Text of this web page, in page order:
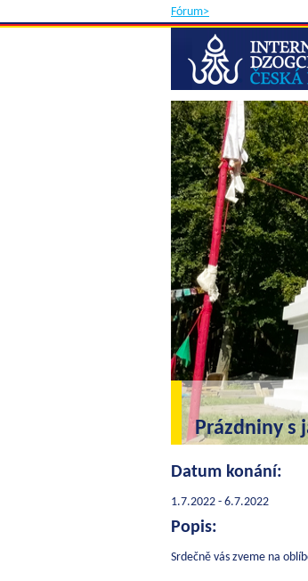
Fórum>
Prázdniny s
Datum konání:
1.7.2022 - 6.7.2022
Popis:
Srdečně vás zveme na